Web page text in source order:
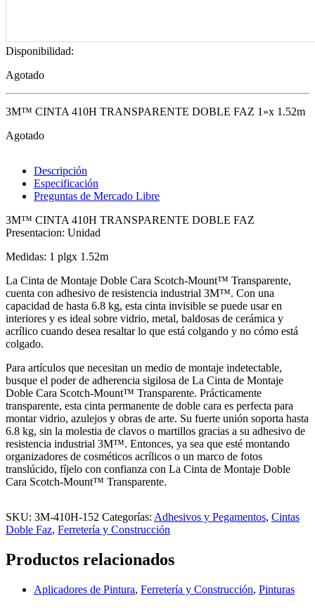
Disponibilidad:
Agotado
3M™ CINTA 410H TRANSPARENTE DOBLE FAZ 1»x 1.52m
Agotado
Descripción
Especificación
Preguntas de Mercado Libre
3M™ CINTA 410H TRANSPARENTE DOBLE FAZ
Presentacion: Unidad
Medidas: 1 plgx 1.52m
La Cinta de Montaje Doble Cara Scotch-Mount™ Transparente,
cuenta con adhesivo de resistencia industrial 3M™. Con una
capacidad de hasta 6.8 kg, esta cinta invisible se puede usar en
interiores y es ideal sobre vidrio, metal, baldosas de cerámica y
acrílico cuando desea resaltar lo que está colgando y no cómo está
colgado.
Para artículos que necesitan un medio de montaje indetectable,
busque el poder de adherencia sigilosa de La Cinta de Montaje
Doble Cara Scotch-Mount™ Transparente. Prácticamente
transparente, esta cinta permanente de doble cara es perfecta para
montar vidrio, azulejos y obras de arte. Su fuerte unión soporta hasta
6.8 kg, sin la molestia de clavos o martillos gracias a su adhesivo de
resistencia industrial 3M™. Entonces, ya sea que esté montando
organizadores de cosméticos acrílicos o un marco de fotos
translúcido, fíjelo con confianza con La Cinta de Montaje Doble
Cara Scotch-Mount™ Transparente.
SKU: 3M-410H-152 Categorías: Adhesivos y Pegamentos, Cintas
Doble Faz, Ferretería y Construcción
Productos relacionados
Aplicadores de Pintura, Ferretería y Construcción, Pinturas